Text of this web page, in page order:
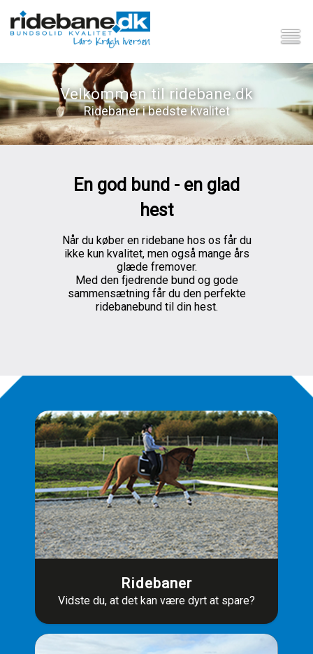
Velkommen til ridebane.dk
Ridebaner i bedste kvalitet
En god bund - en glad
hest
Når du køber en ridebane hos os får du
ikke kun kvalitet, men også mange års
glæde fremover.
Med den fjedrende bund og gode
sammensætning får du den perfekte
ridebanebund til din hest.
Ridebaner
Vidste du, at det kan være dyrt at spare?